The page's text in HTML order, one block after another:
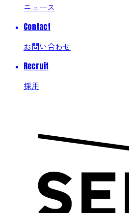
ニュース
Contact
お問い合わせ
Recruit
採用